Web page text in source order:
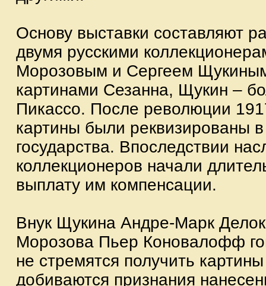
Основу выставки составляют
двумя русскими
Морозовым и Сергеем
картинами Сезанна, Щукин –
Пикассо. После революции
картины были реквизированы в
государства. Впоследствии
коллекционеров начали
выплату им компенсации.
Внук Щукина Андре-Марк
Морозова Пьер Коновалофф
не стремятся получить
добиваются признания